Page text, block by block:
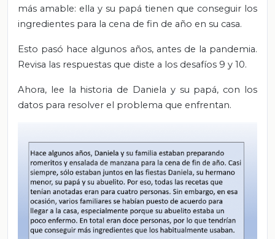
más amable: ella y su papá tienen que conseguir los
ingredientes para la cena de fin de año en su casa.
Esto pasó hace algunos años, antes de la pandemia.
Revisa las respuestas que diste a los desafíos 9 y 10.
Ahora, lee la historia de Daniela y su papá, con los
datos para resolver el problema que enfrentan.